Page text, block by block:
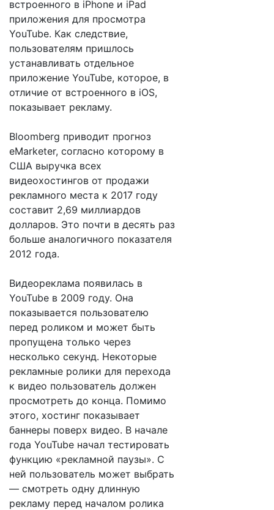
встроенного в iPhone и iPad
приложения для просмотра
YouTube. Как следствие,
пользователям пришлось
устанавливать отдельное
приложение YouTube, которое, в
отличие от встроенного в iOS,
показывает рекламу.
Bloomberg приводит прогноз
eMarketer, согласно которому в
США выручка всех
видеохостингов от продажи
рекламного места к 2017 году
составит 2,69 миллиардов
долларов. Это почти в десять раз
больше аналогичного показателя
2012 года.
Видеореклама появилась в
YouTube в 2009 году. Она
показывается пользователю
перед роликом и может быть
пропущена только через
несколько секунд. Некоторые
рекламные ролики для перехода
к видео пользователь должен
просмотреть до конца. Помимо
этого, хостинг показывает
баннеры поверх видео. В начале
года YouTube начал тестировать
функцию «рекламной паузы». С
ней пользователь может выбрать
— смотреть одну длинную
рекламу перед началом ролика